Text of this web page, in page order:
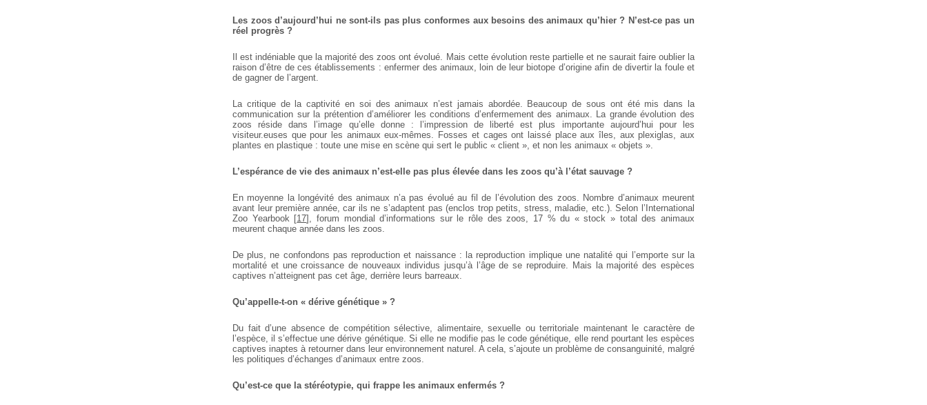
Les zoos d’aujourd’hui ne sont-ils pas plus conformes aux besoins des animaux qu’hier ? N’est-ce pas un
réel progrès ?
Il est indéniable que la majorité des zoos ont évolué. Mais cette évolution reste partielle et ne saurait faire oublier la
raison d’être de ces établissements : enfermer des animaux, loin de leur biotope d’origine afin de divertir la foule et
de gagner de l’argent.
La critique de la captivité en soi des animaux n’est jamais abordée. Beaucoup de sous ont été mis dans la
communication sur la prétention d’améliorer les conditions d’enfermement des animaux. La grande évolution des
zoos réside dans l’image qu’elle donne : l’impression de liberté est plus importante aujourd’hui pour les
visiteur.euses que pour les animaux eux-mêmes. Fosses et cages ont laissé place aux îles, aux plexiglas, aux
plantes en plastique : toute une mise en scène qui sert le public « client », et non les animaux « objets ».
L’espérance de vie des animaux n’est-elle pas plus élevée dans les zoos qu’à l’état sauvage ?
En moyenne la longévité des animaux n’a pas évolué au fil de l’évolution des zoos.
Nombre d’animaux meurent
avant leur première année, car ils ne s’adaptent pas (enclos trop petits, stress, maladie, etc.). Selon l’International
Zoo Yearbook [17]
, forum mondial d’informations sur le rôle des zoos, 17 % du « stock » total des animaux
meurent chaque année dans les zoos.
De plus, ne confondons pas reproduction et naissance : la reproduction implique une natalité qui l’emporte sur la
mortalité et une croissance de nouveaux individus jusqu’à l’âge de se reproduire. Mais la majorité des espèces
captives n’atteignent pas cet âge, derrière leurs barreaux.
Qu’appelle-t-on « dérive génétique » ?
Du fait d’une absence de compétition sélective, alimentaire, sexuelle ou territoriale maintenant le caractère de
l’espèce, il s’effectue une dérive génétique. Si elle ne modifie pas le code génétique, elle rend pourtant les espèces
captives inaptes à retourner dans leur environnement naturel. A cela, s’ajoute un problème de consanguinité, malgré
les politiques d’échanges d’animaux entre zoos.
Qu’est-ce que la stéréotypie, qui frappe les animaux enfermés ?